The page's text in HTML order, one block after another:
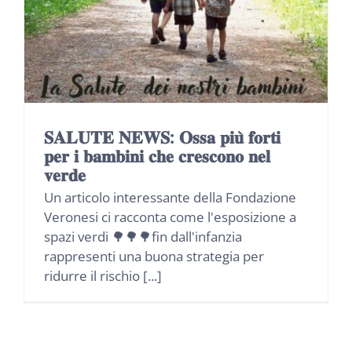
NEWS
INIZIATIVE
AREA RISERVATA BENEFICIARI
AREA RISERVATA AZIENDE
𝐒𝐀𝐋𝐔𝐓𝐄 𝐍𝐄𝐖𝐒: 𝐎𝐬𝐬𝐚 𝐩𝐢𝐮̀ 𝐟𝐨𝐫𝐭𝐢
𝐩𝐞𝐫 𝐢 𝐛𝐚𝐦𝐛𝐢𝐧𝐢 𝐜𝐡𝐞 𝐜𝐫𝐞𝐬𝐜𝐨𝐧𝐨 𝐧𝐞𝐥
𝐯𝐞𝐫𝐝𝐞
Un articolo interessante della Fondazione
Veronesi ci racconta come l'esposizione a
spazi verdi 🌳🌳🌳fin dall'infanzia
rappresenti una buona strategia per
ridurre il rischio [...]